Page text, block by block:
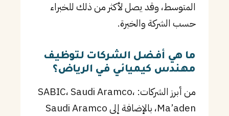
المتوسط، وقد يصل لأكثر من ذلك للخبراء
حسب الشركة والخبرة.
ما هي أفضل الشركات لتوظيف
مهندس كيميائي في الرياض؟
من أبرز الشركات: SABIC، Saudi Aramco،
Ma’aden، بالإضافة إلى Saudi Aramco